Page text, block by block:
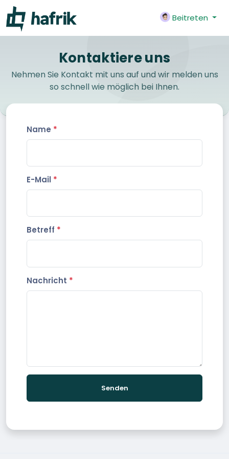
Beitreten
Kontaktiere uns
Nehmen Sie Kontakt mit uns auf und wir melden uns
so schnell wie möglich bei Ihnen.
Name *
E-Mail *
Betreff *
Nachricht *
Senden